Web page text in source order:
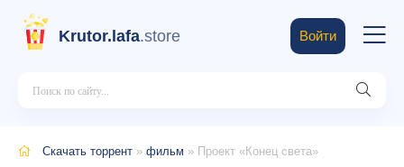
Krutor.lafa.store Войти
Скачать торрент » фильм » Проект «Конец света»